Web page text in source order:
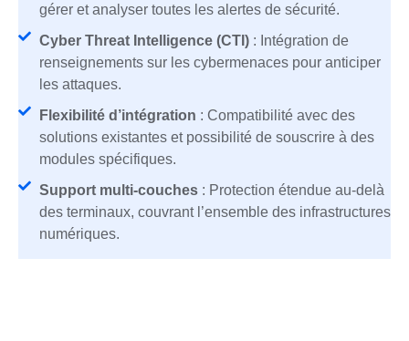
gérer et analyser toutes les alertes de sécurité.
Cyber Threat Intelligence (CTI): Intégration de
renseignements sur les cybermenaces pour anticiper
les attaques.
Flexibilité d’intégration : Compatibilité avec des
solutions existantes et possibilité de souscrire à des
modules spécifiques.
Support multi-couches: Protection étendue au-delà
des terminaux, couvrant l’ensemble des infrastructures
numériques.